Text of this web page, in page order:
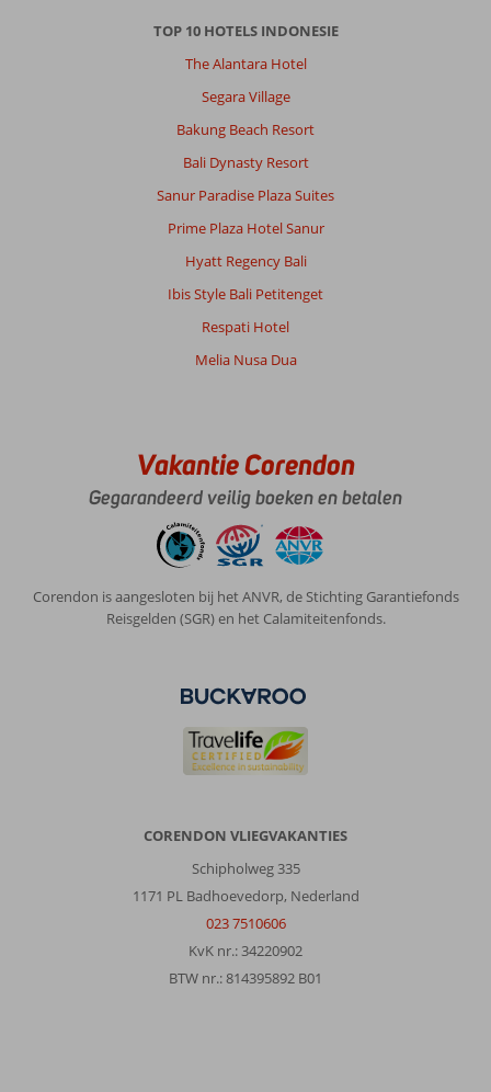
TOP 10 HOTELS INDONESIE
The Alantara Hotel
Segara Village
Bakung Beach Resort
Bali Dynasty Resort
Sanur Paradise Plaza Suites
Prime Plaza Hotel Sanur
Hyatt Regency Bali
Ibis Style Bali Petitenget
Respati Hotel
Melia Nusa Dua
Vakantie Corendon
Gegarandeerd veilig boeken en betalen
Corendon is aangesloten bij het ANVR, de Stichting Garantiefonds
Reisgelden (SGR) en het Calamiteitenfonds.
CORENDON VLIEGVAKANTIES
Schipholweg 335
1171 PL Badhoevedorp, Nederland
023 7510606
KvK nr.: 34220902
BTW nr.: 814395892 B01